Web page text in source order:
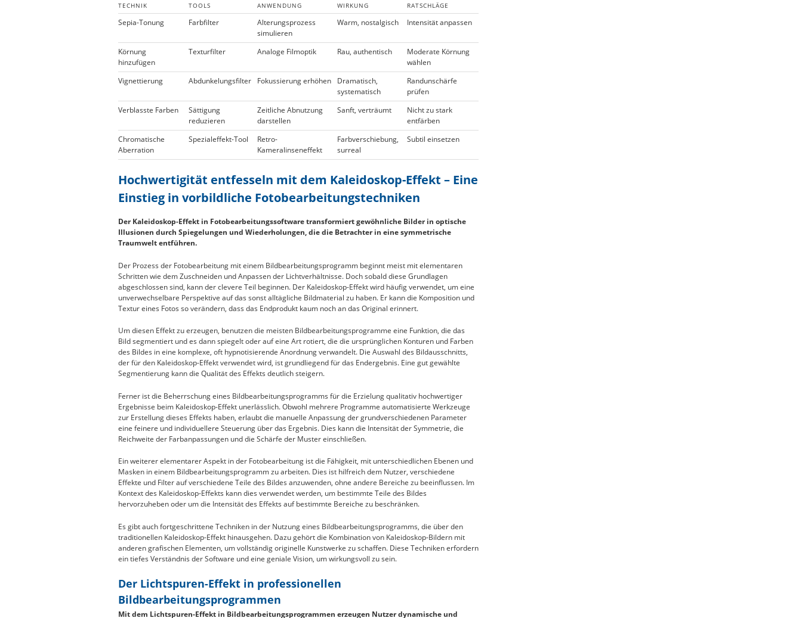
TECHNIK TOOLS ANWENDUNG WIRKUNG RATSCHLÄGE
Sepia-Tonung Farbfilter
Alterungsprozess
simulieren
Warm, nostalgisch Intensität anpassen
Körnung
hinzufügen
Texturfilter Analoge Filmoptik Rau, authentisch
Moderate Körnung
wählen
Vignettierung
Abdunkelungsfilter Fokussierung erhöhen
Dramatisch,
systematisch
Randunschärfe
prüfen
Verblasste Farben
Sättigung
reduzieren
Zeitliche Abnutzung
darstellen
Sanft, verträumt
Nicht zu stark
entfärben
Chromatische
Aberration
Spezialeffekt-Tool
Retro-
Kameralinseneffekt
Farbverschiebung,
surreal
Subtil einsetzen
Hochwertigität entfesseln mit dem Kaleidoskop-Effekt – Eine
Einstieg in vorbildliche Fotobearbeitungstechniken
Der Kaleidoskop-Effekt in Fotobearbeitungssoftware transformiert gewöhnliche Bilder in optische
Illusionen durch Spiegelungen und Wiederholungen, die die Betrachter in eine symmetrische
Traumwelt entführen.
Der Prozess der Fotobearbeitung mit einem Bildbearbeitungsprogramm beginnt meist mit elementaren
Schritten wie dem Zuschneiden und Anpassen der Lichtverhältnisse. Doch sobald diese Grundlagen
abgeschlossen sind, kann der clevere Teil beginnen. Der Kaleidoskop-Effekt wird häufig verwendet, um eine
unverwechselbare Perspektive auf das sonst alltägliche Bildmaterial zu haben. Er kann die Komposition und
Textur eines Fotos so verändern, dass das Endprodukt kaum noch an das Original erinnert.
Um diesen Effekt zu erzeugen, benutzen die meisten Bildbearbeitungsprogramme eine Funktion, die das
Bild segmentiert und es dann spiegelt oder auf eine Art rotiert, die die ursprünglichen Konturen und Farben
des Bildes in eine komplexe, oft hypnotisierende Anordnung verwandelt. Die Auswahl des Bildausschnitts,
der für den Kaleidoskop-Effekt verwendet wird, ist grundliegend für das Endergebnis. Eine gut gewählte
Segmentierung kann die Qualität des Effekts deutlich steigern.
Ferner ist die Beherrschung eines Bildbearbeitungsprogramms für die Erzielung qualitativ hochwertiger
Ergebnisse beim Kaleidoskop-Effekt unerlässlich. Obwohl mehrere Programme automatisierte Werkzeuge
zur Erstellung dieses Effekts haben, erlaubt die manuelle Anpassung der grundverschiedenen Parameter
eine feinere und individuellere Steuerung über das Ergebnis. Dies kann die Intensität der Symmetrie, die
Reichweite der Farbanpassungen und die Schärfe der Muster einschließen.
Ein weiterer elementarer Aspekt in der Fotobearbeitung ist die Fähigkeit, mit unterschiedlichen Ebenen und
Masken in einem Bildbearbeitungsprogramm zu arbeiten. Dies ist hilfreich dem Nutzer, verschiedene
Effekte und Filter auf verschiedene Teile des Bildes anzuwenden, ohne andere Bereiche zu beeinflussen. Im
Kontext des Kaleidoskop-Effekts kann dies verwendet werden, um bestimmte Teile des Bildes
hervorzuheben oder um die Intensität des Effekts auf bestimmte Bereiche zu beschränken.
Es gibt auch fortgeschrittene Techniken in der Nutzung eines Bildbearbeitungsprogramms, die über den
traditionellen Kaleidoskop-Effekt hinausgehen. Dazu gehört die Kombination von Kaleidoskop-Bildern mit
anderen grafischen Elementen, um vollständig originelle Kunstwerke zu schaffen. Diese Techniken erfordern
ein tiefes Verständnis der Software und eine geniale Vision, um wirkungsvoll zu sein.
Der Lichtspuren-Effekt in professionellen
Bildbearbeitungsprogrammen
Mit dem Lichtspuren-Effekt in Bildbearbeitungsprogrammen erzeugen Nutzer dynamische und